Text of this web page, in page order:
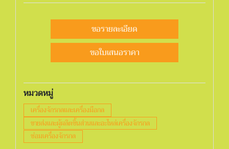
ขอรายละเอียด
ขอใบเสนอราคา
หมวดหมู่
เครื่องจักรกลและเครื่องมือกล
ขายส่งและผู้ผลิตชิ้นส่วนและอะไหล่เครื่องจักรกล
ซ่อมเครื่องจักรกล